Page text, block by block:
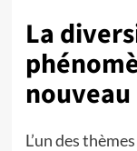
La
nouveau
L’un des